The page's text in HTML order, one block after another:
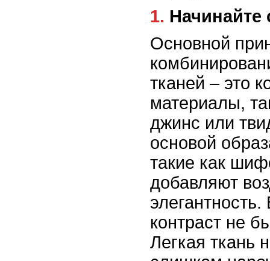
1.
Основной
тканей – это
материалы,
джинс или
основой
такие как
добавляют
контраст не
Легкая ткань